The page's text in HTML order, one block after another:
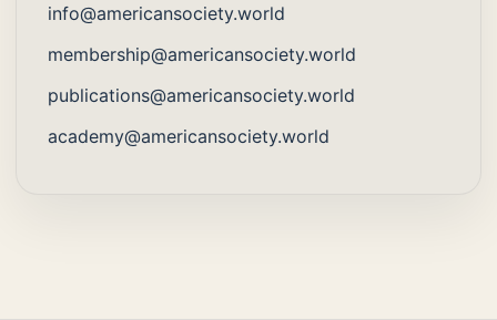
info@americansociety.world
membership@americansociety.world
publications@americansociety.world
academy@americansociety.world